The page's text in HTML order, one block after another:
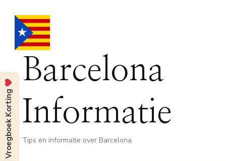
Barcelona
Informatie
Tips en informatie over Barcelona
Vroegboek Korting